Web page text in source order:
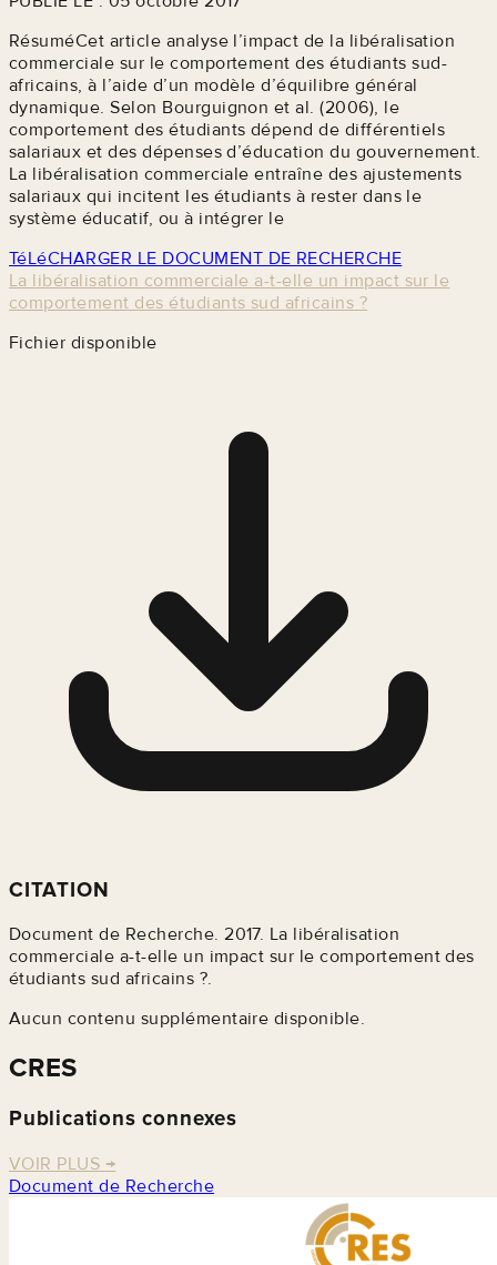
RésuméCet article analyse l’impact de la libéralisation
commerciale sur le comportement des étudiants sud-
africains, à l’aide d’un modèle d’équilibre général
dynamique. Selon Bourguignon et al. (2006), le
comportement des étudiants dépend de différentiels
salariaux et des dépenses d’éducation du gouvernement.
La libéralisation commerciale entraîne des ajustements
salariaux qui incitent les étudiants à rester dans le
système éducatif, ou à intégrer le
TéLéCHARGER LE DOCUMENT DE RECHERCHE
La libéralisation commerciale a-t-elle un impact sur le
comportement des étudiants sud africains ?
Fichier disponible
CITATION
Document de Recherche. 2017. La libéralisation
commerciale a-t-elle un impact sur le comportement des
étudiants sud africains ?.
Aucun contenu supplémentaire disponible.
CRES
Publications connexes
VOIR PLUS →
Document de Recherche